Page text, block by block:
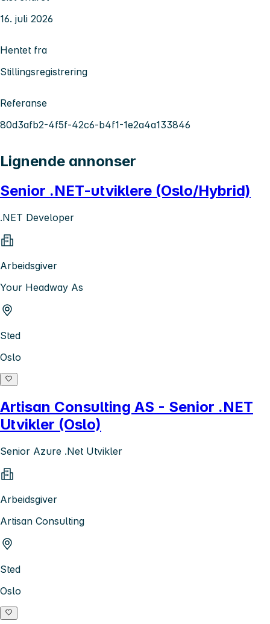
16. juli 2026
Hentet fra
Stillingsregistrering
Referanse
80d3afb2-4f5f-42c6-b4f1-1e2a4a133846
Lignende annonser
Senior .NET-utviklere (Oslo/Hybrid)
.NET Developer
Arbeidsgiver
Your Headway As
Sted
Oslo
Artisan Consulting AS - Senior .NET
Utvikler (Oslo)
Senior Azure .Net Utvikler
Arbeidsgiver
Artisan Consulting
Sted
Oslo